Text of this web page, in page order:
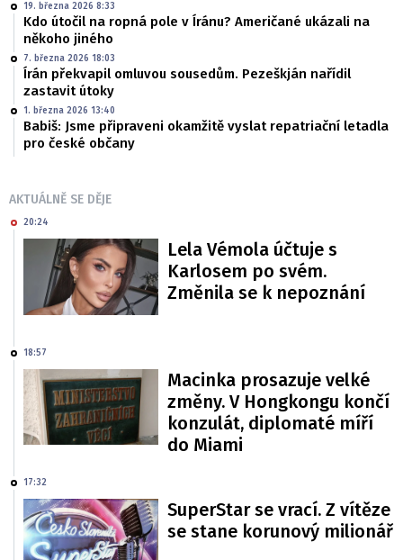
19. března 2026 8:33
Kdo útočil na ropná pole v Íránu? Američané ukázali na
někoho jiného
7. března 2026 18:03
Írán překvapil omluvou sousedům. Pezeškján nařídil
zastavit útoky
1. března 2026 13:40
Babiš: Jsme připraveni okamžitě vyslat repatriační letadla
pro české občany
AKTUÁLNĚ SE DĚJE
20:24
Lela Vémola účtuje s
Karlosem po svém.
Změnila se k nepoznání
18:57
Macinka prosazuje velké
změny. V Hongkongu končí
konzulát, diplomaté míří
do Miami
17:32
SuperStar se vrací. Z vítěze
se stane korunový milionář